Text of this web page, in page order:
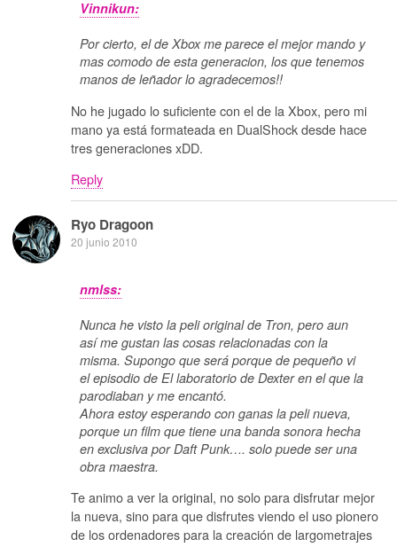
Vinnikun:
Por cierto, el de Xbox me parece el mejor mando y
mas comodo de esta generacion, los que tenemos
manos de leñador lo agradecemos!!
No he jugado lo suficiente con el de la Xbox, pero mi
mano ya está formateada en DualShock desde hace
tres generaciones xDD.
Reply
Ryo Dragoon
20 junio 2010
nmlss:
Nunca he visto la peli original de Tron, pero aun
así me gustan las cosas relacionadas con la
misma. Supongo que será porque de pequeño vi
el episodio de El laboratorio de Dexter en el que la
parodiaban y me encantó.
Ahora estoy esperando con ganas la peli nueva,
porque un film que tiene una banda sonora hecha
en exclusiva por Daft Punk…. solo puede ser una
obra maestra.
Te animo a ver la original, no solo para disfrutar mejor
la nueva, sino para que disfrutes viendo el uso pionero
de los ordenadores para la creación de largometrajes